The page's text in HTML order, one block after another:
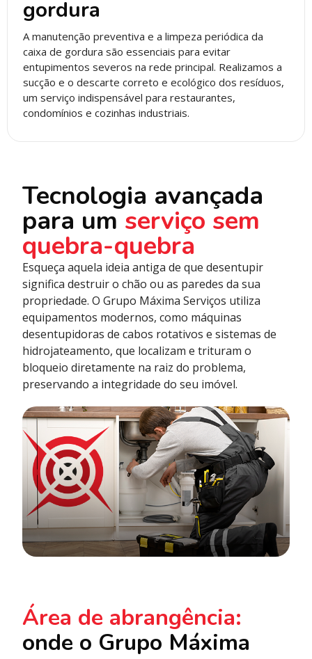
gordura
A manutenção preventiva e a limpeza periódica da
caixa de gordura são essenciais para evitar
entupimentos severos na rede principal. Realizamos a
sucção e o descarte correto e ecológico dos resíduos,
um serviço indispensável para restaurantes,
condomínios e cozinhas industriais.
Tecnologia avançada
para um serviço sem
quebra-quebra
Esqueça aquela ideia antiga de que desentupir
significa destruir o chão ou as paredes da sua
propriedade. O Grupo Máxima Serviços utiliza
equipamentos modernos, como máquinas
desentupidoras de cabos rotativos e sistemas de
hidrojateamento, que localizam e trituram o
bloqueio diretamente na raiz do problema,
preservando a integridade do seu imóvel.
Área de abrangência:
onde o Grupo Máxima